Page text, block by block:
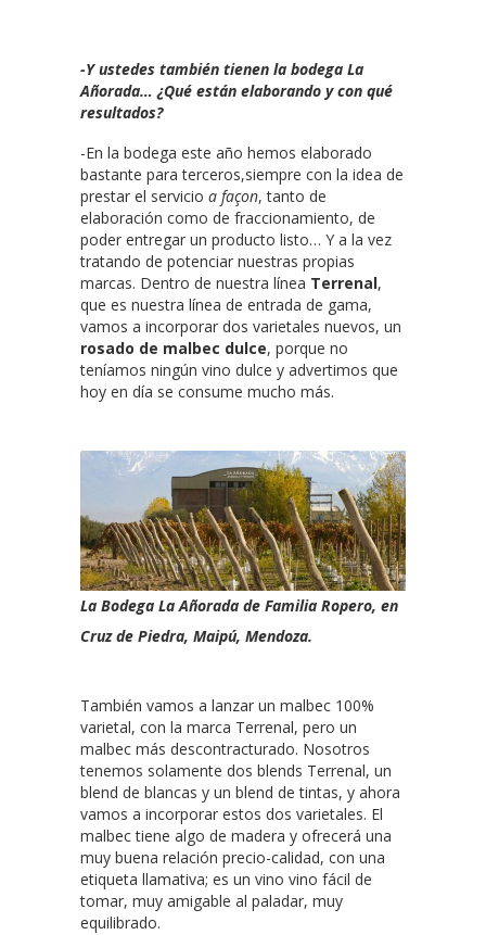
-Y ustedes también tienen la bodega La
Añorada… ¿Qué están elaborando y con qué
resultados?
-En la bodega este año hemos elaborado
bastante para terceros,siempre con la idea de
prestar el servicio a façon, tanto de
elaboración como de fraccionamiento, de
poder entregar un producto listo… Y a la vez
tratando de potenciar nuestras propias
marcas. Dentro de nuestra línea Terrenal,
que es nuestra línea de entrada de gama,
vamos a incorporar dos varietales nuevos, un
rosado de malbec dulce, porque no
teníamos ningún vino dulce y advertimos que
hoy en día se consume mucho más.
La Bodega La Añorada de Familia Ropero, en
Cruz de Piedra, Maipú, Mendoza.
También vamos a lanzar un malbec 100%
varietal, con la marca Terrenal, pero un
malbec más descontracturado. Nosotros
tenemos solamente dos blends Terrenal, un
blend de blancas y un blend de tintas, y ahora
vamos a incorporar estos dos varietales. El
malbec tiene algo de madera y ofrecerá una
muy buena relación precio-calidad, con una
etiqueta llamativa; es un vino vino fácil de
tomar, muy amigable al paladar, muy
equilibrado.